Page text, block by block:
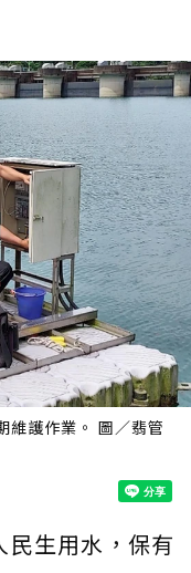
維護作業。 圖／翡管
民生用水，保有